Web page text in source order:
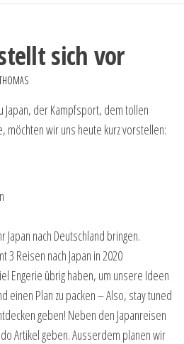
sich vor
Japan, der Kampfsport, dem tollen
möchten wir uns heute kurz vorstellen:
nach Deutschland bringen.
Reisen nach Japan in 2020
Engerie übrig haben, um unsere Ideen
einen Plan zu packen – Also, stay tuned
geben! Neben den Japanreisen
Artikel geben. Ausserdem planen wir